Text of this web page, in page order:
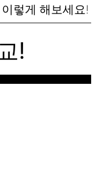
렇게 해보세요!
!